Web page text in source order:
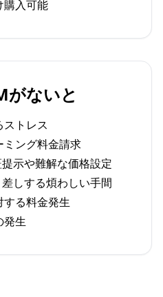
購入可能
ないと
トレス
ング料金請求
示や難解な価格設定
しする煩わしい手間
る料金発生
発生